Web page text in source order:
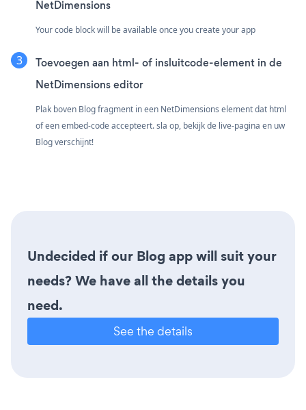
NetDimensions
Your code block will be available once you create your app
Toevoegen aan html- of insluitcode-element in de
NetDimensions editor
Plak boven Blog fragment in een NetDimensions element dat html
of een embed-code accepteert. sla op, bekijk de live-pagina en uw
Blog verschijnt!
Undecided if our Blog app will suit your
needs? We have all the details you
need.
See the details